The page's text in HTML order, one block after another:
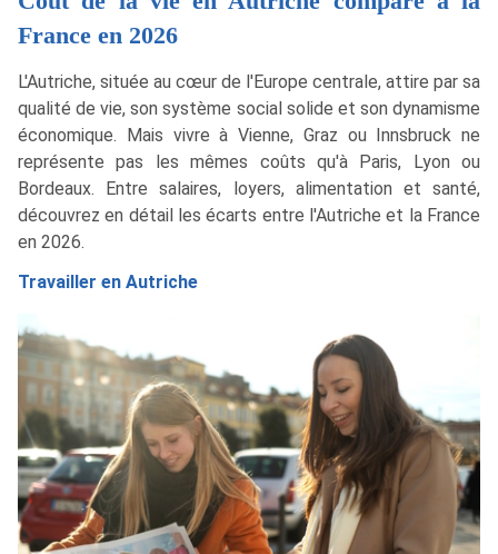
France en 2026
L'Autriche, située au cœur de l'Europe centrale, attire par sa
qualité de vie, son système social solide et son dynamisme
économique. Mais vivre à Vienne, Graz ou Innsbruck ne
représente pas les mêmes coûts qu'à Paris, Lyon ou
Bordeaux. Entre salaires, loyers, alimentation et santé,
découvrez en détail les écarts entre l'Autriche et la France
en 2026.
Travailler en Autriche